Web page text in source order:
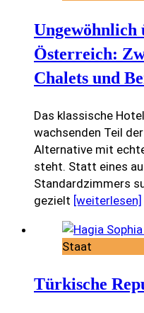
Ungewöhnlich
Österreich:
Chalets und
Das klassische
wachsenden Teil
Alternative mit
steht. Statt eines
Standardzimmers
gezielt [weiterlesen]
Staat
Türkische